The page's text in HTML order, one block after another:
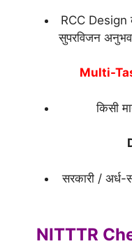
RCC Design
सुपरविजन
Multi-
किसी
सरकारी / अर्ध-
NITTTR